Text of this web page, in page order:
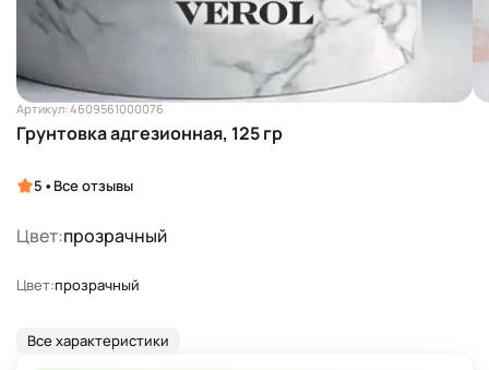
Артикул: 4609561000076
Грунтовка адгезионная, 125 гр
5 • Все отзывы
Цвет:прозрачный
Цвет:прозрачный
Все характеристики